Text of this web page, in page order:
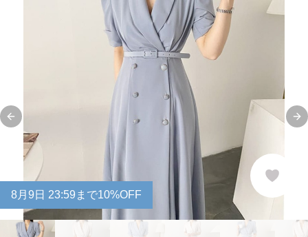
Previous slide
8月 9 日 23:59まで10%OFF